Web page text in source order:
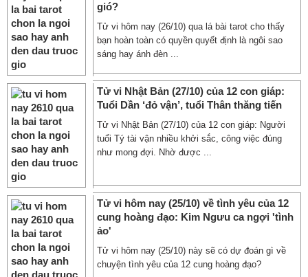
gió?
Tử vi hôm nay (26/10) qua lá bài tarot cho thấy
bạn hoàn toàn có quyền quyết định là ngôi sao
sáng hay ánh đèn ...
Tử vi Nhật Bản (27/10) của 12 con giáp:
Tuổi Dần ‘đỏ vận’, tuổi Thân thăng tiến
Tử vi Nhật Bản (27/10) của 12 con giáp: Người
tuổi Tý tài vận nhiều khởi sắc, công việc đúng
như mong đợi. Nhờ được ...
Tử vi hôm nay (25/10) về tình yêu của 12
cung hoàng đạo: Kim Ngưu ca ngợi 'tình
ảo'
Tử vi hôm nay (25/10) này sẽ có dự đoán gì về
chuyện tình yêu của 12 cung hoàng đạo?